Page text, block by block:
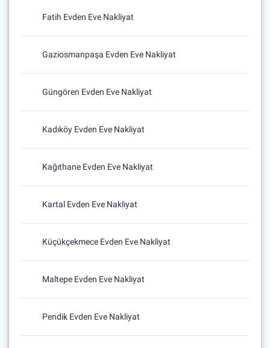
Fatih Evden Eve Nakliyat
Gaziosmanpaşa Evden Eve Nakliyat
Güngören Evden Eve Nakliyat
Kadıköy Evden Eve Nakliyat
Kağıthane Evden Eve Nakliyat
Kartal Evden Eve Nakliyat
Küçükçekmece Evden Eve Nakliyat
Maltepe Evden Eve Nakliyat
Pendik Evden Eve Nakliyat